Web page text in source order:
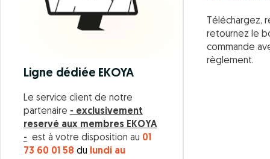
Ligne dédiée EKOYA
Le service client de notre
partenaire - exclusivement
reservé aux membres EKOYA
- est à votre disposition au 01
73 60 01 58 du
lundi au
Téléchargez,
retournez le
commande
règlement.